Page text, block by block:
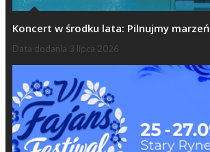
Koncert w środku lata: Pilnujmy marzeń
Data dodania 3 lipca 2026